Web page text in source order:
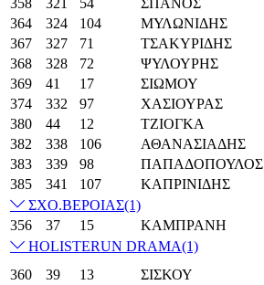
364
324 104 ΜΥΛΩΝΙΔΗΣ
367
327 71 ΤΣΑΚΥΡΙΔΗΣ
368
328 72 ΨΥΛΟΥΡΗΣ
369
41 17 ΣΙΩΜΟΥ
374
332 97 ΧΑΣΙΟΥΡΑΣ
380
44 12 ΤΖΙΟΓΚΑ
382
338 106 ΑΘΑΝΑΣΙΑΔΗΣ
383
339 98 ΠΑΠΑΔΟΠΟΥΛΟΣ
385
341 107 ΚΑΠΡΙΝΙΔΗΣ
ΣΧΟ.ΒΕΡΟΙΑΣ(1)
356
37 15 ΚΑΜΠΡΑΝΗ
HOLISTERUN DRAMA(1)
360
39 13 ΣΙΣΚΟΥ